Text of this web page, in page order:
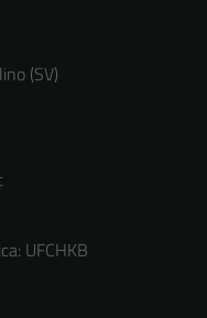
(SV)
UFCHKB